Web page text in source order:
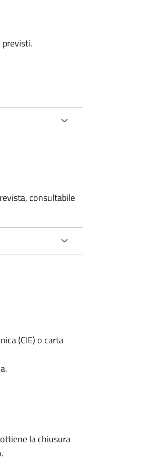
consultabile
(CIE) o carta
la chiusura